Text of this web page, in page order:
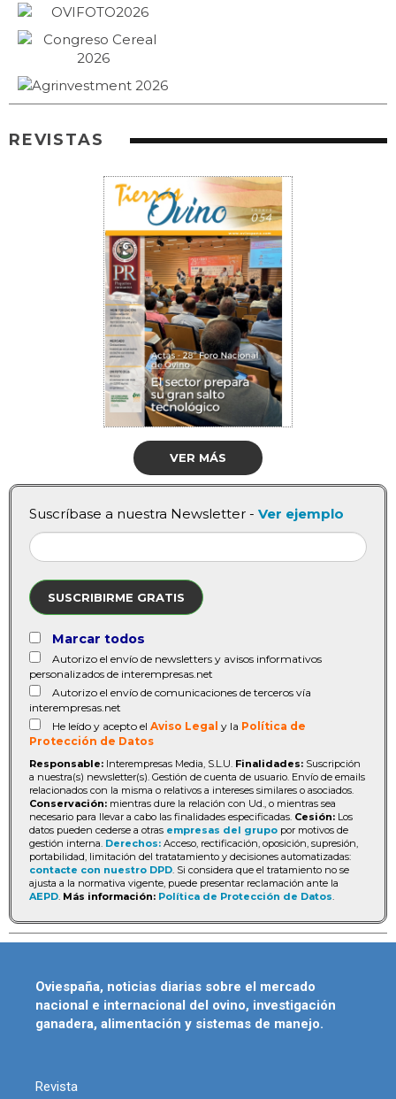
REVISTAS
VER MÁS
Suscríbase a nuestra Newsletter - Ver ejemplo
SUSCRIBIRME GRATIS
Marcar todos
Autorizo el envío de newsletters y avisos informativos
personalizados de interempresas.net
Autorizo el envío de comunicaciones de terceros vía
interempresas.net
He leído y acepto el Aviso Legal y la Política de
Protección de Datos
Responsable: Interempresas Media, S.L.U. Finalidades: Suscripción
a nuestra(s) newsletter(s). Gestión de cuenta de usuario. Envío de emails
relacionados con la misma o relativos a intereses similares o asociados.
Conservación: mientras dure la relación con Ud., o mientras sea
necesario para llevar a cabo las finalidades especificadas. Cesión: Los
datos pueden cederse a otras empresas del grupo por motivos de
gestión interna. Derechos: Acceso, rectificación, oposición, supresión,
portabilidad, limitación del tratatamiento y decisiones automatizadas:
contacte con nuestro DPD. Si considera que el tratamiento no se
ajusta a la normativa vigente, puede presentar reclamación ante la
AEPD. Más información: Política de Protección de Datos.
Oviespaña, noticias diarias sobre el mercado
nacional e internacional del ovino, investigación
ganadera, alimentación y sistemas de manejo.
Revista